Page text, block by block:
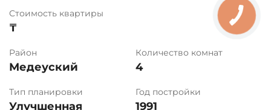
Стоимость квартиры
₸
Район
Медеуский
Количество комнат
4
Тип планировки
Улучшенная
Год постройки
1991